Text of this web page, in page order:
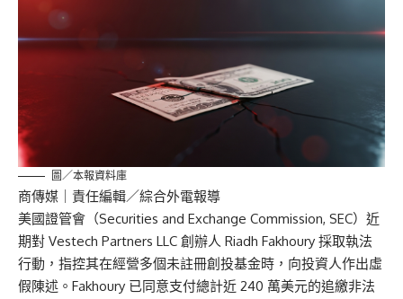
圖／本報資料庫
商傳媒 ｜責任編輯／綜合外電報導
美國證管會（Securities and Exchange Commission, SEC）近
期對 Vestech Partners LLC 創辦人 Riadh Fakhoury 採取執法
行動，指控其在經營多個未註冊創投基金時，向投資人作出虛
假陳述。Fakhoury 已同意支付總計近 240 萬美元的追繳非法